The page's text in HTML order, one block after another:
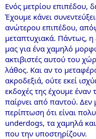
Ενός μετρίου επιπέδου,
Έχουμε κάνει
ανώτερου επιπέδου,
μεταπτυχιακά. Πάντως, η
μας για ένα χαμηλό
ακτιβιστές αυτού του
λάθος. Και αν το
ακροδεξιά, ούτε εκεί
εκδοχές της έχουμε
παίρνει από παντού.
περίπτωση ότι είναι
underdogs, τα χαμηλά
που την υποστηρίζουν.